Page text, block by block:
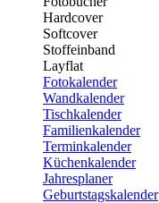
Hardcover
Softcover
Stoffeinband
Layflat
Fotokalender
Wandkalender
Tischkalender
Familienkalender
Terminkalender
Küchenkalender
Jahresplaner
Geburtstagskalender